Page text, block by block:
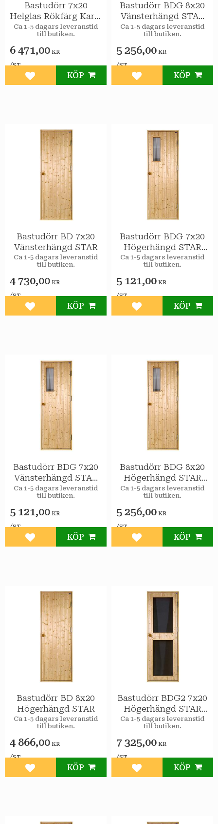
Bastudörr 7x20
Helglas Rökfärg Karm
obeh. vändbar STAR
Ca 1-5 dagars leveranstid
till butiken.
6 471,00 KR
/ST
Lägg till i favoriter
KÖP
Bastudörr BDG 8x20
Vänsterhängd STAR
Klarglas
Ca 1-5 dagars leveranstid
till butiken.
5 256,00 KR
/ST
Lägg till i favoriter
KÖP
Bastudörr BD 7x20
Vänsterhängd STAR
Ca 1-5 dagars leveranstid
till butiken.
4 730,00 KR
/ST
Lägg till i favoriter
KÖP
Bastudörr BDG 7x20
Högerhängd STAR
Klarglas
Ca 1-5 dagars leveranstid
till butiken.
5 121,00 KR
/ST
Lägg till i favoriter
KÖP
Bastudörr BDG 7x20
Vänsterhängd STAR
Klarglas
Ca 1-5 dagars leveranstid
till butiken.
5 121,00 KR
/ST
Lägg till i favoriter
KÖP
Bastudörr BDG 8x20
Högerhängd STAR
Klarglas
Ca 1-5 dagars leveranstid
till butiken.
5 256,00 KR
/ST
Lägg till i favoriter
KÖP
Bastudörr BD 8x20
Högerhängd STAR
Ca 1-5 dagars leveranstid
till butiken.
4 866,00 KR
/ST
Lägg till i favoriter
KÖP
Bastudörr BDG2 7x20
Högerhängd STAR
2st Färgade Glas
Ca 1-5 dagars leveranstid
till butiken.
7 325,00 KR
/ST
Lägg till i favoriter
KÖP